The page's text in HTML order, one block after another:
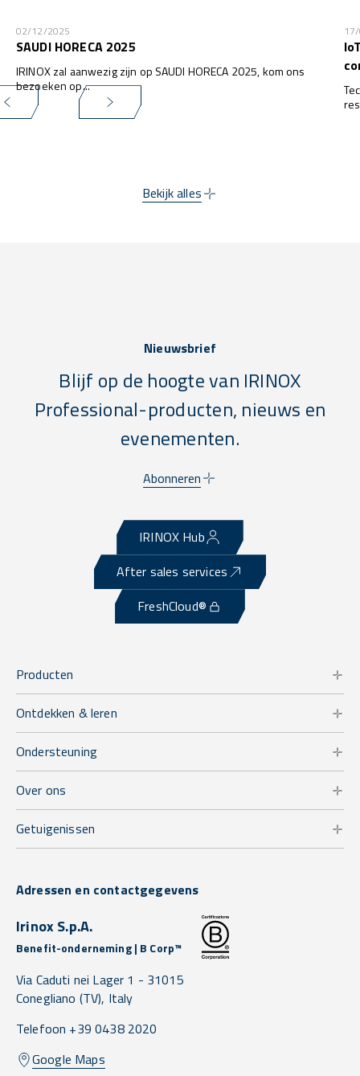
02/12/2025
SAUDI HORECA 2025
IRINOX zal aanwezig zijn op SAUDI HORECA 2025, kom ons
bezoeken op...
Bekijk alles
Nieuwsbrief
Blijf op de hoogte van IRINOX
Professional-producten, nieuws en
evenementen.
Abonneren
IRINOX Hub
After sales services
FreshCloud®
Producten
Ontdekken & leren
Ondersteuning
Over ons
Getuigenissen
Adressen en contactgegevens
Irinox S.p.A.
Benefit-onderneming | B Corp™
Via Caduti nei Lager 1 - 31015
Conegliano (TV), Italy
Telefoon +39 0438 2020
Google Maps